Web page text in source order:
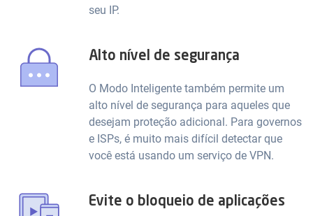
seu IP.
Alto nível de segurança
O Modo Inteligente também permite um
alto nível de segurança para aqueles que
desejam proteção adicional. Para governos
e ISPs, é muito mais difícil detectar que
você está usando um serviço de VPN.
Evite o bloqueio de aplicações